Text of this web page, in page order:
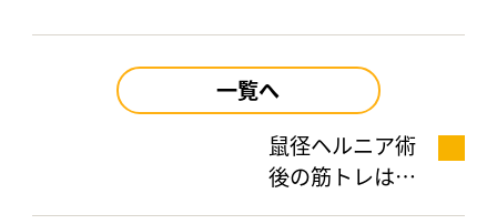
一覧へ
鼠径ヘルニア術
後の筋トレは？
運動の注意点を